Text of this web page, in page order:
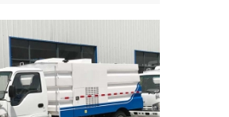
эффективных средств очистки